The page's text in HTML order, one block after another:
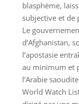
blasphème,
subjective et de
Le
d’Afghanistan,
l’apostasie
au minimum et
l’Arabie
World Watch